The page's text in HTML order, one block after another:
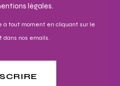
légales.
à tout moment en cliquant sur le
dans nos emails.